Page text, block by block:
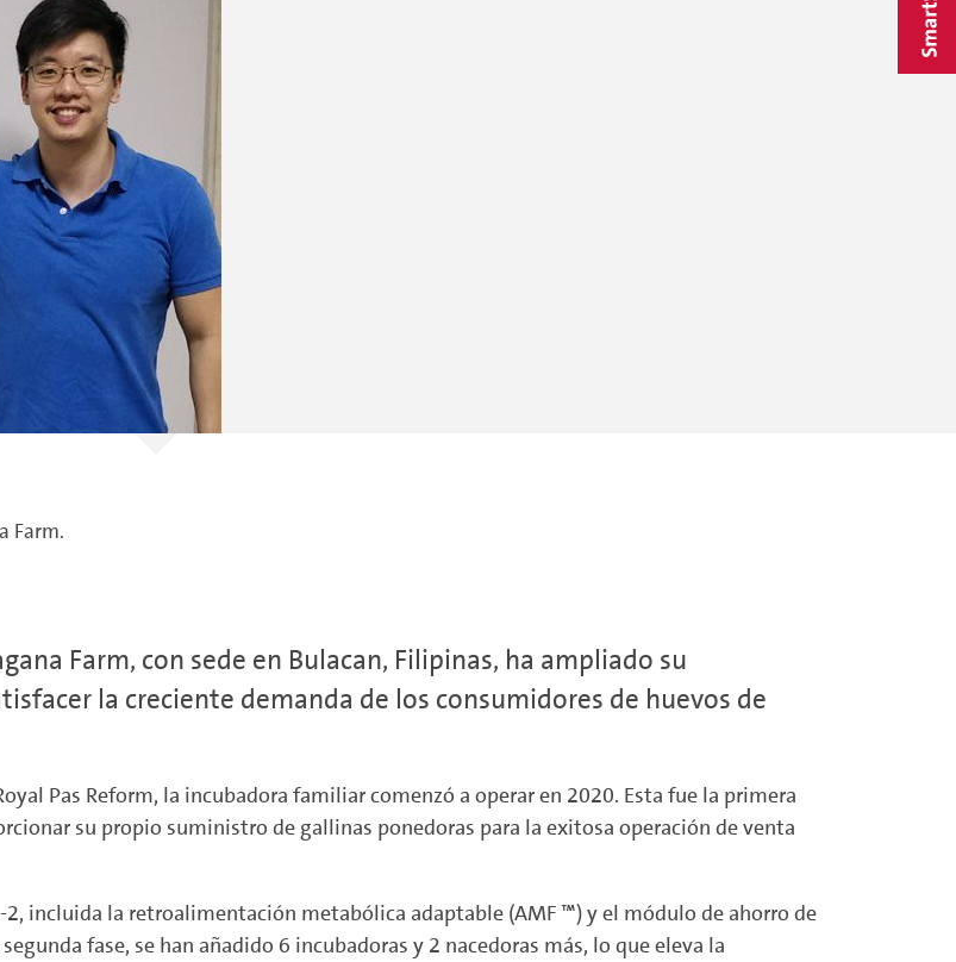
Farm.
Farm, con sede en Bulacan, Filipinas, ha ampliado su
la creciente demanda de los consumidores de huevos de
Pas Reform, la incubadora familiar comenzó a operar en 2020. Esta fue la primera
su propio suministro de gallinas ponedoras para la exitosa operación de venta
incluida la retroalimentación metabólica adaptable (AMF ™) y el módulo de ahorro de
fase, se han añadido 6 incubadoras y 2 nacedoras más, lo que eleva la